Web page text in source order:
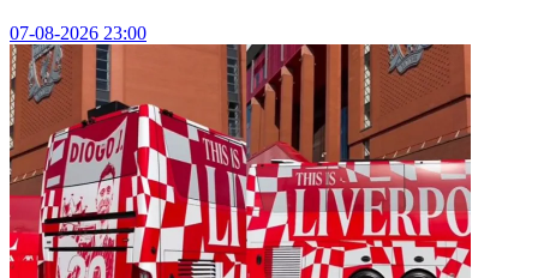
07-08-2026 23:00